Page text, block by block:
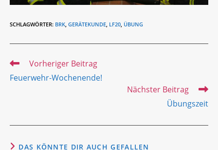
SCHLAGWÖRTER: BRK GERÄTEKUNDE LF20 ÜBUNG
Weitere
ansehen
Vorheriger Beitrag
Feuerwehr-Wochenende!
Nächster Beitrag
Übungszeit
DAS KÖNNTE DIR AUCH GEFALLEN